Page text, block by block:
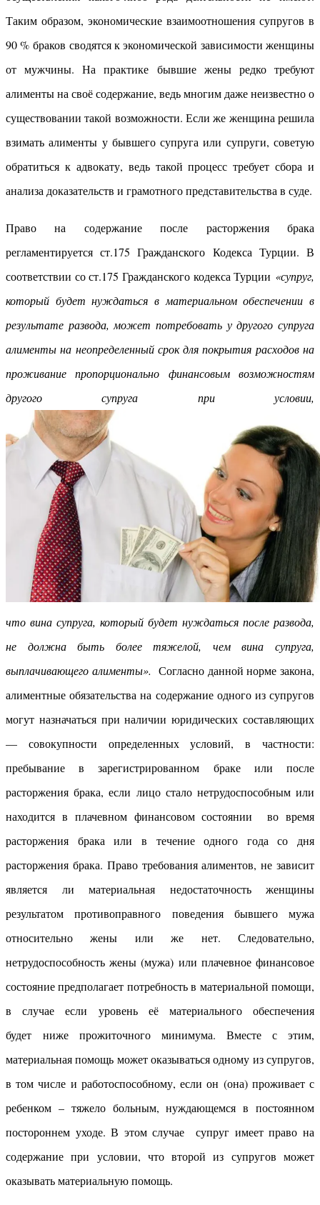
Таким образом, экономические взаимоотношения супругов в
90 % браков сводятся к экономической зависимости женщины
от мужчины. На практике бывшие жены редко требуют
алименты на своё содержание, ведь многим даже неизвестно о
существовании такой возможности. Если же женщина решила
взимать алименты у бывшего супруга или супруги, советую
обратиться к адвокату, ведь такой процесс требует сбора и
анализа доказательств и грамотного представительства в суде.
Право на содержание после расторжения брака
регламентируется ст.175 Гражданского Кодекса Турции. В
соответствии со ст.175 Гражданского кодекса Турции «супруг,
который будет нуждаться в материальном обеспечении в
результате развода, может потребовать у другого супруга
алименты на неопределенный срок для покрытия расходов на
проживание пропорционально финансовым возможностям
другого супруга при условии,
что вина супруга, который будет нуждаться после развода,
не должна быть более тяжелой, чем вина супруга,
выплачивающего алименты». Согласно данной норме закона,
алиментные обязательства на содержание одного из супругов
могут назначаться при наличии юридических составляющих
— совокупности определенных условий, в частности:
пребывание в зарегистрированном браке или после
расторжения брака, если лицо стало нетрудоспособным или
находится в плачевном финансовом состоянии во время
расторжения брака или в течение одного года со дня
расторжения брака. Право требования алиментов, не зависит
является ли материальная недостаточность женщины
результатом противоправного поведения бывшего мужа
относительно жены или же нет. Следовательно,
нетрудоспособность жены (мужа) или плачевное финансовое
состояние предполагает потребность в материальной помощи,
в случае если уровень её материального обеспечения
будет ниже прожиточного минимума. Вместе с этим,
материальная помощь может оказываться одному из супругов,
в том числе и работоспособному, если он (она) проживает с
ребенком – тяжело больным, нуждающемся в постоянном
постороннем уходе. В этом случае супруг имеет право на
содержание при условии, что второй из супругов может
оказывать материальную помощь.